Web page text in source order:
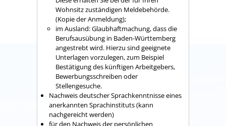
Wohnsitz zuständigen Meldebehörde.
(Kopie der Anmeldung);
im Ausland: Glaubhaftmachung, dass die
Berufsausübung in Baden-Württemberg
angestrebt wird. Hierzu sind geeignete
Unterlagen vorzulegen, zum Beispiel
Bestätigung des künftigen Arbeitgebers,
Bewerbungsschreiben oder
Stellengesuche.
Nachweis deutscher Sprachkenntnisse eines
anerkannten Sprachinstituts (kann
nachgereicht werden)